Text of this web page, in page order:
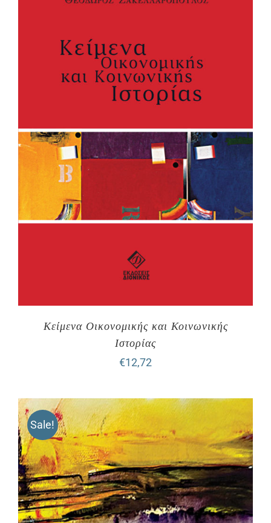
€10,60.
Κείμενα Οικονομικής και Κοινωνικής
Ιστορίας
€12,72
Sale!